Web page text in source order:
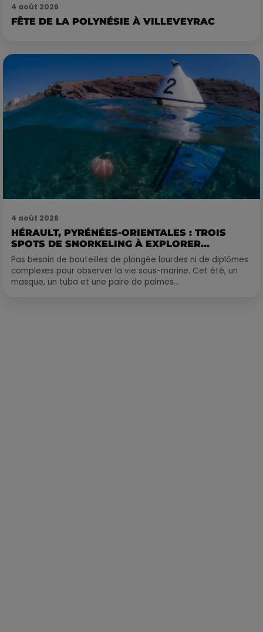
4 août 2026
FÊTE DE LA POLYNÉSIE À VILLEVEYRAC
4 août 2026
HÉRAULT, PYRÉNÉES-ORIENTALES : TROIS
SPOTS DE SNORKELING À EXPLORER...
Pas besoin de bouteilles de plongée lourdes ni de diplômes
complexes pour observer la vie sous-marine. Cet été, un
masque, un tuba et une paire de palmes...